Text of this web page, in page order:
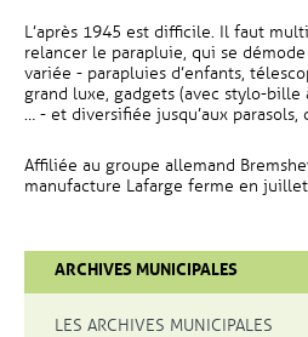
L’après 1945 est difficile. Il faut
relancer le parapluie, qui se
variée - parapluies d’enfants,
grand luxe, gadgets (avec stylo-
… - et diversifiée jusqu’aux
Affiliée au groupe allemand
manufacture Lafarge ferme en
ARCHIVES MUNICIPALES
LES ARCHIVES MUNICIPALES